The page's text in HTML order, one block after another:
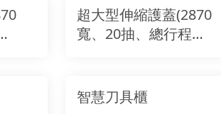
超大型伸縮護蓋(2870
寬、20抽、總行程
智慧刀具櫃